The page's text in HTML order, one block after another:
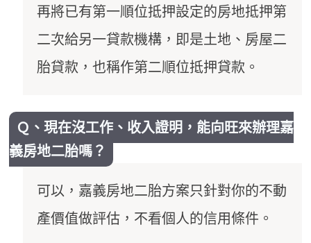
再將已有第一順位抵押設定的房地抵押第
二次給另一貸款機構，即是土地、房屋二
胎貸款，也稱作第二順位抵押貸款。
Ｑ、現在沒工作、收入證明，能向旺來辦理嘉
義房地二胎嗎？
可以，嘉義房地二胎方案只針對你的不動
產價值做評估，不看個人的信用條件。